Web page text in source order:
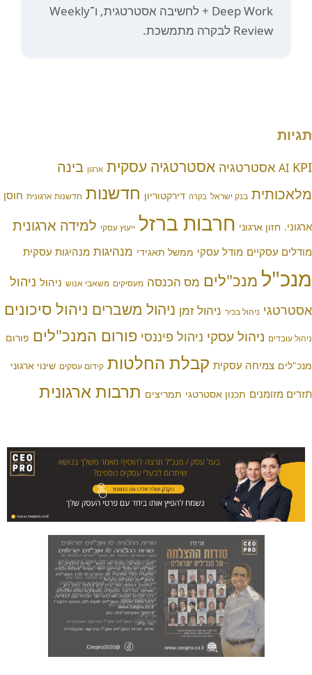
+ Deep Work לחשיבה אסטרטגית, ו־Weekly
אסטרטגיה עסקית ארגון בינה
בנק ישראל בקרה דירקטוריון חדשנות חדשנות ארגונית חוסן
חרבות ברזל ייעוץ עסקי למידה ארגונית
מודל עסקי ממשל תאגידי מנהיגות מנהיגות עסקית
מנכ"לים מס הכנסה מעסיקים משאבי אנוש ניהול ניהול
ניהול בכיר ניהול זמן ניהול משברים ניהול סיכונים
עסקי ניהול פיננסי פורום המנכ"לים פורום
עסקית קבלת החלטות קידום עסקים שינוי ארגוני
תכנון אסטרטגי תמריצים תרבות ארגונית